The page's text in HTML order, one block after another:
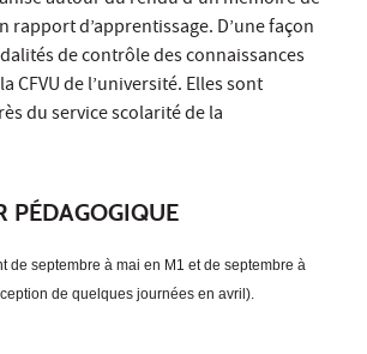
rapport d’apprentissage. D’une façon
de contrôle des connaissances
CFVU de l’université. Elles sont
du service scolarité de la
PÉDAGOGIQUE
de septembre à mai en M1 et de septembre à
de quelques journées en avril).